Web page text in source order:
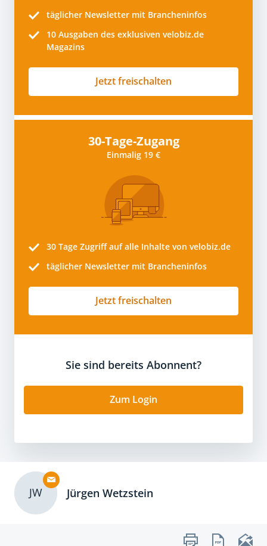
täglicher Newsletter mit Brancheninfos
10 Ausgaben des exklusiven velobiz.de
Magazins
Jetzt freischalten
30-Tage-Zugang
Einmalig 19 €
30 Tage Zugriff auf alle Inhalte von velobiz.de
täglicher Newsletter mit Brancheninfos
Jetzt freischalten
Sie sind bereits Abonnent?
Zum Login
JW Jürgen Wetzstein